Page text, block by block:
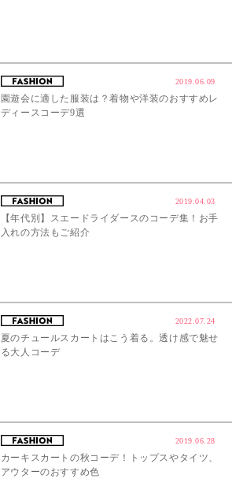
2019.06.09
園遊会に適した服装は？着物や洋装のおすすめレ
ディースコーデ9選
2019.04.03
【年代別】スエードライダースのコーデ集！お手
入れの方法もご紹介
2022.07.24
夏のチュールスカートはこう着る。透け感で魅せ
る大人コーデ
2019.06.28
カーキスカートの秋コーデ！トップスやタイツ、
アウターのおすすめ色